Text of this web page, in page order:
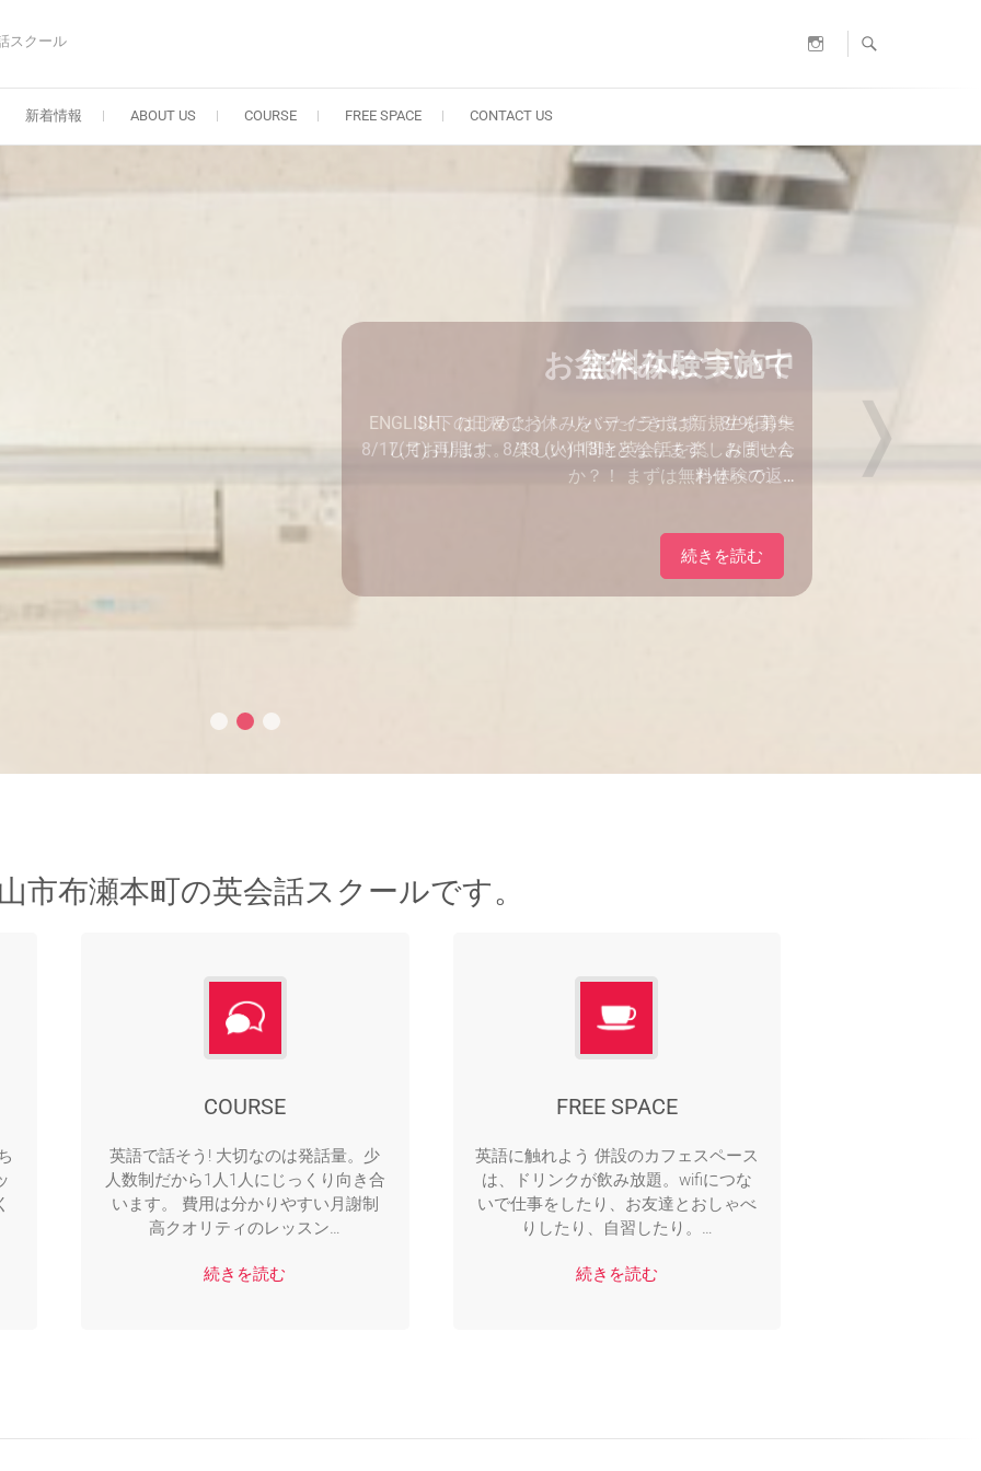
スクール Instagram
新着情報 ABOUT US COURSE FREE SPACE CONTACT US
無料体験実施中
ENGLISH、はじめよう！ リバティラボは新規生を募集
しております。 楽しい仲間と英会話を楽しみません
か？！ まずは無料体験で、…
続きを読む
❭
市布瀬本町の英会話スクールです。
COURSE
英語で話そう! 大切なのは発話量。少
人数制だから1人1人にじっくり向き合
います。 費用は分かりやすい月謝制
高クオリティのレッスン…
続きを読む
FREE SPACE
英語に触れよう 併設のカフェスペース
は、ドリンクが飲み放題。wifiにつな
いで仕事をしたり、お友達とおしゃべ
りしたり、自習したり。…
続きを読む